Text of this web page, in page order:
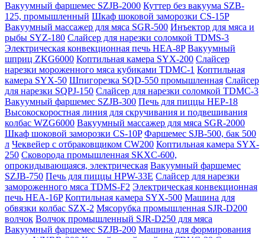
Вакуумный фаршемес SZJB-2000 Куттер без вакуума SZB-
125, промышленный Шкаф шоковой заморозки CS-15P
Вакуумный массажер для мяса SGR-500 Инъектор для мяса и
рыбы SYZ-180 Слайсер для нарезки соломкой TDMS-3
Электрическая конвекционная печь HEA-8P Вакуумный
шприц ZKG6000 Коптильная камера SYX-200 Слайсер
нарезки мороженного мяса кубиками TDMC-1 Коптильная
камера SYX-50 Шпигорезка SQD-550 промышленная Слайсер
для нарезки SQPJ-150 Слайсер для нарезки соломкой TDMC-3
Вакуумный фаршемес SZJB-300 Печь для пиццы HEP-18
Высокоскоростная линия для скручивания и подвешивания
колбас WZG6000 Вакуумный массажер для мяса SGR-2000
Шкаф шоковой заморозки CS-10P Фаршемес SJB-500, бак 500
л Чеквейер с отбраковщиком CW200 Коптильная камера SYX-
250 Сковорода промышленная SKXC-600,
опрокидывающаяся, электрическая Вакуумный фаршемес
SZJB-750 Печь для пиццы HPW-33E Слайсер для нарезки
замороженного мяса TDMS-F2 Электрическая конвекционная
печь HEA-16P Коптильная камера SYX-500 Машина для
обвязки колбас SZX-2 Мясорубка промышленная SJR-D200
волчок Волчок промышленный SJR-D250 для мяса
Вакуумный фаршемес SZJB-200 Машина для формирования